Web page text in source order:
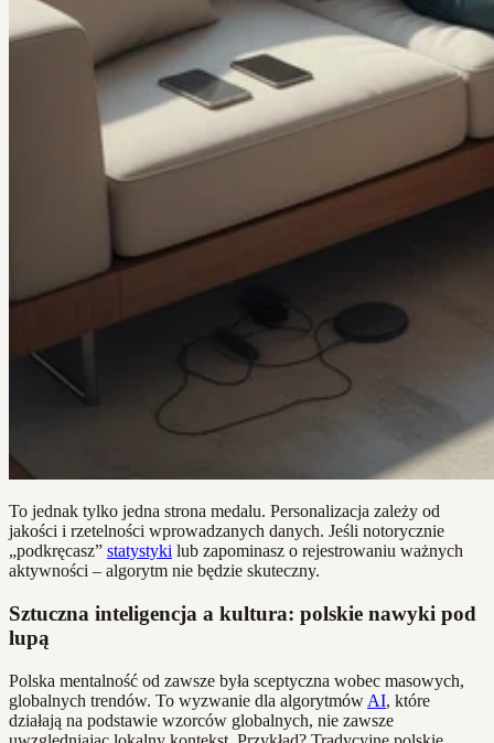
To jednak tylko jedna strona medalu. Personalizacja zależy od
jakości i rzetelności wprowadzanych danych. Jeśli notorycznie
„podkręcasz” statystyki lub zapominasz o rejestrowaniu ważnych
aktywności – algorytm nie będzie skuteczny.
Sztuczna inteligencja a kultura: polskie nawyki pod
lupą
Polska mentalność od zawsze była sceptyczna wobec masowych,
globalnych trendów. To wyzwanie dla algorytmów AI, które
działają na podstawie wzorców globalnych, nie zawsze